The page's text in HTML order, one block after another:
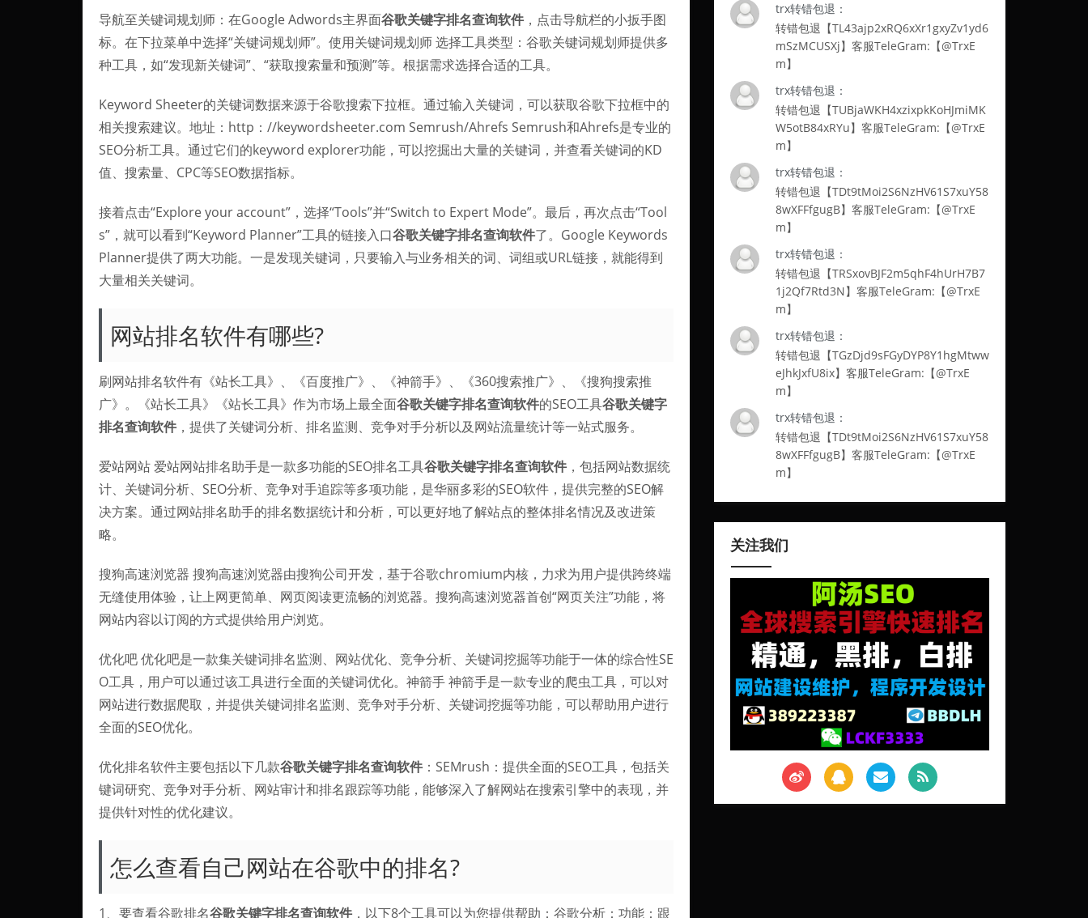
导航至关键词规划师：在Google Adwords主界面谷歌关键字排名查询软件 ，点击导航栏的小扳手图
标。在下拉菜单中选择“关键词规划师”。使用关键词规划师 选择工具类型：谷歌关键词规划师提供多
种工具，如“发现新关键词”、“获取搜索量和预测”等。根据需求选择合适的工具。
Keyword Sheeter的关键词数据来源于谷歌搜索下拉框。通过输入关键词，可以获取谷歌下拉框中的
相关搜索建议。地址：http：//keywordsheeter.com Semrush/Ahrefs Semrush和Ahrefs是专业的
SEO分析工具。通过它们的keyword explorer功能，可以挖掘出大量的关键词，并查看关键词的KD
值、搜索量、CPC等SEO数据指标。
接着点击“Explore your account”，选择“Tools”并“Switch to Expert Mode”。最后，再次点击“Tool
s”，就可以看到“Keyword Planner”工具的链接入口谷歌关键字排名查询软件了。Google Keywords
Planner提供了两大功能。一是发现关键词，只要输入与业务相关的词、词组或URL链接，就能得到
大量相关关键词。
网站排名软件有哪些?
刷网站排名软件有《站长工具》、《百度推广》、《神箭手》、《360搜索推广》、《搜狗搜索推
广》。《站长工具》《站长工具》作为市场上最全面谷歌关键字排名查询软件的SEO工具谷歌关键字
排名查询软件 ，提供了关键词分析、排名监测、竞争对手分析以及网站流量统计等一站式服务。
爱站网站 爱站网站排名助手是一款多功能的SEO排名工具谷歌关键字排名查询软件 ，包括网站数据统
计、关键词分析、SEO分析、竞争对手追踪等多项功能，是华丽多彩的SEO软件，提供完整的SEO解
决方案。通过网站排名助手的排名数据统计和分析，可以更好地了解站点的整体排名情况及改进策
略。
搜狗高速浏览器 搜狗高速浏览器由搜狗公司开发，基于谷歌chromium内核，力求为用户提供跨终端
无缝使用体验，让上网更简单、网页阅读更流畅的浏览器。搜狗高速浏览器首创“网页关注”功能，将
网站内容以订阅的方式提供给用户浏览。
优化吧 优化吧是一款集关键词排名监测、网站优化、竞争分析、关键词挖掘等功能于一体的综合性SE
O工具，用户可以通过该工具进行全面的关键词优化。神箭手 神箭手是一款专业的爬虫工具，可以对
网站进行数据爬取，并提供关键词排名监测、竞争对手分析、关键词挖掘等功能，可以帮助用户进行
全面的SEO优化。
优化排名软件主要包括以下几款谷歌关键字排名查询软件 ：SEMrush：提供全面的SEO工具，包括关
键词研究、竞争对手分析、网站审计和排名跟踪等功能，能够深入了解网站在搜索引擎中的表现，并
提供针对性的优化建议。
怎么查看自己网站在谷歌中的排名?
1、要查看谷歌排名谷歌关键字排名查询软件 ，以下8个工具可以为您提供帮助：谷歌分析：功能：跟
trx转错包退：
转错包退【TL43ajp2xRQ6xXr1gxyZv1yd6
mSzMCUSXj】客服TeleGram:【@TrxE
m】
trx转错包退：
转错包退【TUBjaWKH4xzixpkKoHJmiMK
W5otB84xRYu】客服TeleGram:【@TrxE
m】
trx转错包退：
转错包退【TDt9tMoi2S6NzHV61S7xuY58
8wXFFfgugB】客服TeleGram:【@TrxE
m】
trx转错包退：
转错包退【TRSxovBJF2m5qhF4hUrH7B7
1j2Qf7Rtd3N】客服TeleGram:【@TrxE
m】
trx转错包退：
转错包退【TGzDjd9sFGyDYP8Y1hgMtww
eJhkJxfU8ix】客服TeleGram:【@TrxE
m】
trx转错包退：
转错包退【TDt9tMoi2S6NzHV61S7xuY58
8wXFFfgugB】客服TeleGram:【@TrxE
m】
关注我们